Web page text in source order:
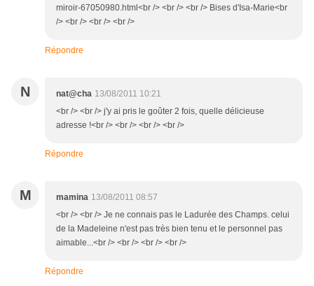
miroir-67050980.html<br /> <br /> <br /> Bises d'Isa-Marie<br
/> <br /> <br /> <br />
Répondre
N nat@cha 13/08/2011 10:21
<br /> <br /> j'y ai pris le goûter 2 fois, quelle délicieuse
adresse !<br /> <br /> <br /> <br />
Répondre
M mamina 13/08/2011 08:57
<br /> <br /> Je ne connais pas le Ladurée des Champs. celui
de la Madeleine n'est pas très bien tenu et le personnel pas
aimable...<br /> <br /> <br /> <br />
Répondre